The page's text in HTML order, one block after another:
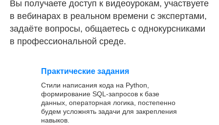
Вы получаете доступ к видеоурокам, участвуете
в вебинарах в реальном времени с экспертами,
задаёте вопросы, общаетесь с однокурсниками
в профессиональной среде.
Практические задания
Стили написания кода на Python,
формирование SQL-запросов к базе
данных, операторная логика, постепенно
будем усложнять задачи для закрепления
навыков.